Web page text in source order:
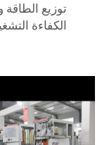
توزيع الطاقة
الكفاءة